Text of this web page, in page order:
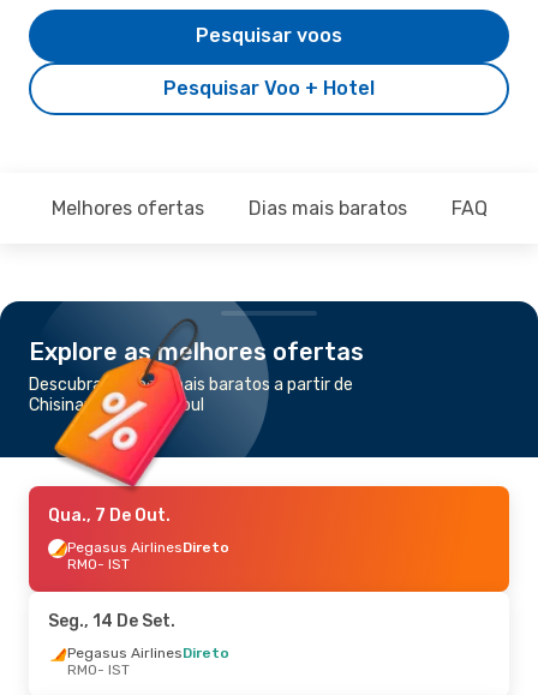
Pesquisar Voo + Hotel
Pesquisar voos
Melhores ofertas Dias mais baratos FAQ
Explore as melhores ofertas
Descubra os voos mais baratos a partir de
Chisinau para Istambul
Qua., 7 De Out.
Pegasus AirlinesDireto
RMO- IST
Seg., 14 De Set.
Pegasus AirlinesDireto
RMO- IST